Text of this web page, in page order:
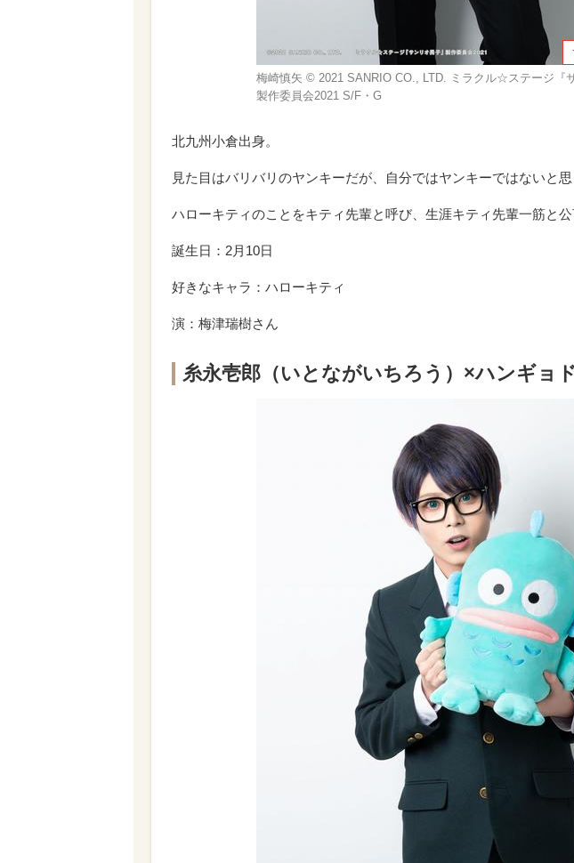
梅崎慎矢 © 2021 SANRIO CO., LTD. ミラクル☆ステージ『
製作委員会2021 S/F・G
北九州小倉出身。
見た目はバリバリのヤンキーだが、自分ではヤンキーではないと思
ハローキティのことをキティ先輩と呼び、生涯キティ先輩一筋と公
誕生日：2月10日
好きなキャラ：ハローキティ
演：梅津瑞樹さん
糸永壱郎 （いとながいちろう）×ハンギョ